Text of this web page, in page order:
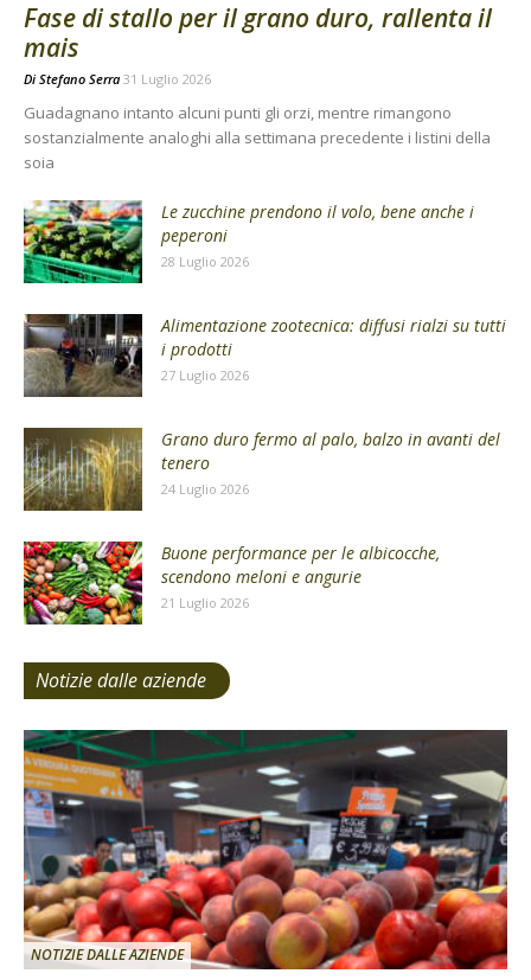
Fase di stallo per il grano duro, rallenta il
mais
Di Stefano Serra 31 Luglio 2026
Guadagnano intanto alcuni punti gli orzi, mentre rimangono
sostanzialmente analoghi alla settimana precedente i listini della
soia
Le zucchine prendono il volo, bene anche i
peperoni
28 Luglio 2026
Alimentazione zootecnica: diffusi rialzi su tutti
i prodotti
27 Luglio 2026
Grano duro fermo al palo, balzo in avanti del
tenero
24 Luglio 2026
Buone performance per le albicocche,
scendono meloni e angurie
21 Luglio 2026
Notizie dalle aziende
NOTIZIE DALLE AZIENDE